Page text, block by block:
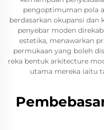
pengoptimuman pola
berdasarkan okupansi dan
penyebar moden
estetika, menawarkan
permukaan yang boleh
reka bentuk arkitecture
utama mereka iaitu